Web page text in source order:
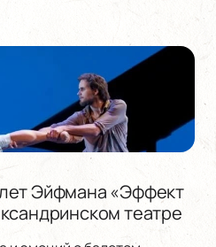
Эйфмана «Эффект
театре